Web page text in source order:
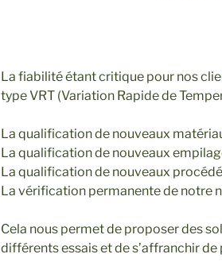
La fiabilité étant critique pour nos
type VRT (Variation Rapide de
La qualification de nouveaux
La qualification de nouveaux
La qualification de nouveaux
La vérification permanente de notre
Cela nous permet de proposer des
différents essais et de s’affranchir